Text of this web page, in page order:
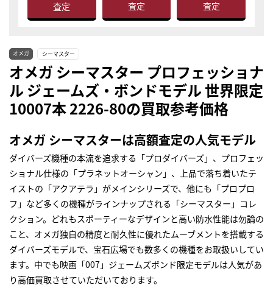
査定 査定 査定
オメガ シーマスター
オメガ シーマスター プロフェッショナ
ル ジェームズ・ボンドモデル 世界限定
10007本 2226-80の買取参考価格
オメガ シーマスターは高額査定の人気モデル
ダイバーズ機種の本流を追求する「プロダイバーズ」、プロフェッ
ショナル仕様の「プラネットオーシャン」、上品で落ち着いたテ
イストの「アクアテラ」がメインシリーズで、他にも「プロプロ
フ」など多くの機種がラインナップされる「シーマスター」コレ
クション。どれもスポーティーなデザインと高い防水性能は勿論の
こと、オメガ独自の精度と耐久性に優れたムーブメントを搭載する
ダイバーズモデルで、宝石広場でも数多くの機種をお取扱いしてい
ます。中でも映画「007」ジェームズボンド限定モデルは人気があ
り高価買取させていただいております。